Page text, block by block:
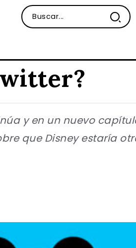
y en un nuevo
que Disney estaría